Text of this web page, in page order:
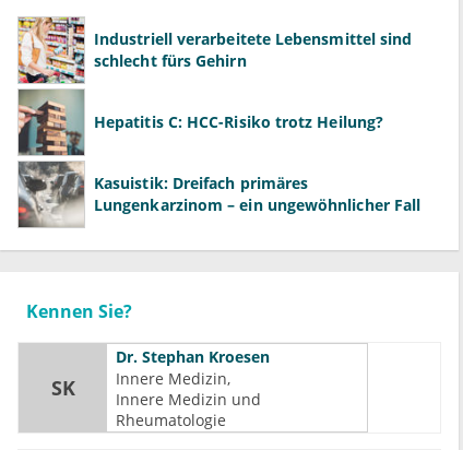
Industriell verarbeitete Lebensmittel sind
schlecht fürs Gehirn
Hepatitis C: HCC-Risiko trotz Heilung?
Kasuistik: Dreifach primäres
Lungenkarzinom – ein ungewöhnlicher Fall
Kennen Sie?
SK
Dr. Stephan Kroesen
Innere Medizin
Innere Medizin und
Rheumatologie